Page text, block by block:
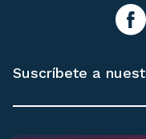
Suscríbete a